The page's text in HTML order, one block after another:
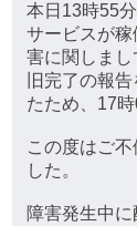
本日13時55
サービスが
害に関しま
旧完了の報
たため、17
この度はご
した。
障害発生中